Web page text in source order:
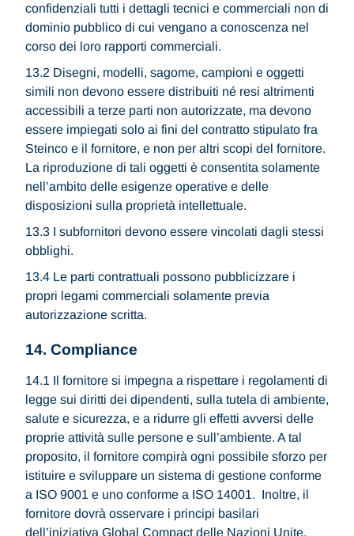
confidenziali tutti i dettagli tecnici e commerciali non di
dominio pubblico di cui vengano a conoscenza nel
corso dei loro rapporti commerciali.
13.2 Disegni, modelli, sagome, campioni e oggetti
simili non devono essere distribuiti né resi altrimenti
accessibili a terze parti non autorizzate, ma devono
essere impiegati solo ai fini del contratto stipulato fra
Steinco e il fornitore, e non per altri scopi del fornitore.
La riproduzione di tali oggetti è consentita solamente
nell’ambito delle esigenze operative e delle
disposizioni sulla proprietà intellettuale.
13.3 I subfornitori devono essere vincolati dagli stessi
obblighi.
13.4 Le parti contrattuali possono pubblicizzare i
propri legami commerciali solamente previa
autorizzazione scritta.
14. Compliance
14.1 Il fornitore si impegna a rispettare i regolamenti di
legge sui diritti dei dipendenti, sulla tutela di ambiente,
salute e sicurezza, e a ridurre gli effetti avversi delle
proprie attività sulle persone e sull’ambiente. A tal
proposito, il fornitore compirà ogni possibile sforzo per
istituire e sviluppare un sistema di gestione conforme
a ISO 9001 e uno conforme a ISO 14001. Inoltre, il
fornitore dovrà osservare i principi basilari
dell’iniziativa Global Compact delle Nazioni Unite,